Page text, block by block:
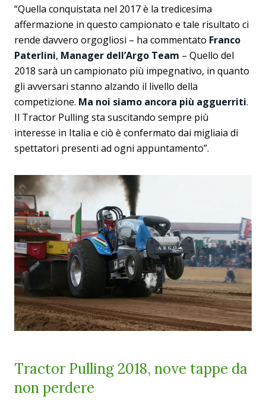
“Quella conquistata nel 2017 è la tredicesima
affermazione in questo campionato e tale risultato ci
rende davvero orgogliosi – ha commentato Franco
Paterlini, Manager dell’Argo Team – Quello del
2018 sarà un campionato più impegnativo, in quanto
gli avversari stanno alzando il livello della
competizione. Ma noi siamo ancora più agguerriti.
Il Tractor Pulling sta suscitando sempre più
interesse in Italia e ciò è confermato dai migliaia di
spettatori presenti ad ogni appuntamento”.
Tractor Pulling 2018, nove tappe da
non perdere